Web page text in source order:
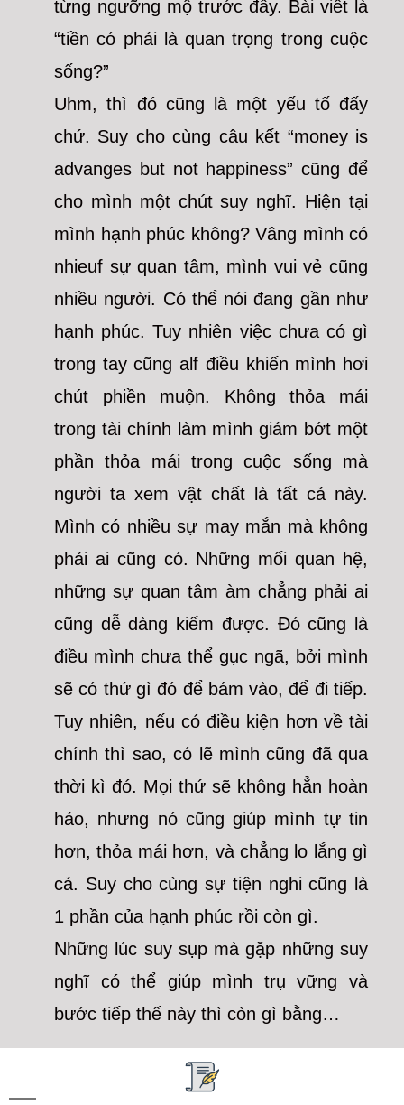
từng ngưỡng mộ trước đây. Bài viết là
“tiền có phải là quan trọng trong cuộc
sống?”
Uhm, thì đó cũng là một yếu tố đấy
chứ. Suy cho cùng câu kết “money is
advanges but not happiness” cũng để
cho mình một chút suy nghĩ. Hiện tại
mình hạnh phúc không? Vâng mình có
nhieuf sự quan tâm, mình vui vẻ cũng
nhiều người. Có thể nói đang gần như
hạnh phúc. Tuy nhiên việc chưa có gì
trong tay cũng alf điều khiến mình hơi
chút phiền muộn. Không thỏa mái
trong tài chính làm mình giảm bớt một
phần thỏa mái trong cuộc sống mà
người ta xem vật chất là tất cả này.
Mình có nhiều sự may mắn mà không
phải ai cũng có. Những mối quan hệ,
những sự quan tâm àm chẳng phải ai
cũng dễ dàng kiếm được. Đó cũng là
điều mình chưa thể gục ngã, bởi mình
sẽ có thứ gì đó để bám vào, để đi tiếp.
Tuy nhiên, nếu có điều kiện hơn về tài
chính thì sao, có lẽ mình cũng đã qua
thời kì đó. Mọi thứ sẽ không hẳn hoàn
hảo, nhưng nó cũng giúp mình tự tin
hơn, thỏa mái hơn, và chẳng lo lắng gì
cả. Suy cho cùng sự tiện nghi cũng là
1 phần của hạnh phúc rồi còn gì.
Những lúc suy sụp mà gặp những suy
nghĩ có thể giúp mình trụ vững và
bước tiếp thế này thì còn gì bằng…